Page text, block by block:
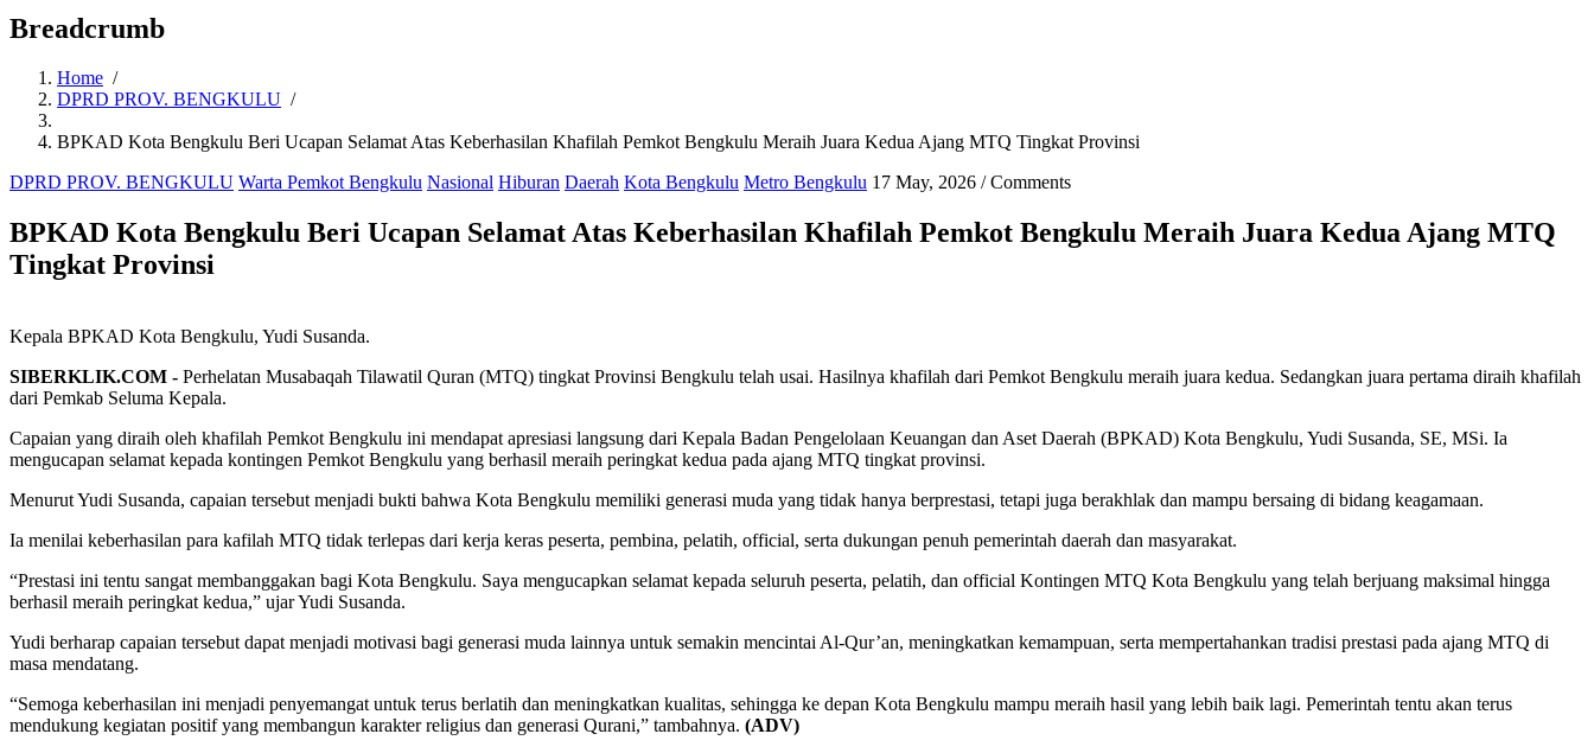
Breadcrumb
Home /
DPRD PROV. BENGKULU /
BPKAD Kota Bengkulu Beri Ucapan Selamat Atas Keberhasilan Khafilah Pemkot Bengkulu Meraih Juara Kedua Ajang MTQ Tingkat Provinsi
DPRD PROV. BENGKULU Warta Pemkot Bengkulu Nasional Hiburan Daerah Kota Bengkulu Metro Bengkulu 17 May, 2026 /Comments
BPKAD Kota Bengkulu Beri Ucapan Selamat Atas Keberhasilan Khafilah Pemkot Bengkulu Meraih Juara Kedua Ajang MTQ
Tingkat Provinsi
Kepala BPKAD Kota Bengkulu, Yudi Susanda.
SIBERKLIK.COM - Perhelatan Musabaqah Tilawatil Quran (MTQ) tingkat Provinsi Bengkulu telah usai. Hasilnya khafilah dari Pemkot Bengkulu meraih juara kedua. Sedangkan juara pertama diraih khafilah
dari Pemkab Seluma Kepala.
Capaian yang diraih oleh khafilah Pemkot Bengkulu ini mendapat apresiasi langsung dari Kepala Badan Pengelolaan Keuangan dan Aset Daerah (BPKAD) Kota Bengkulu, Yudi Susanda, SE, MSi. Ia
mengucapan selamat kepada kontingen Pemkot Bengkulu yang berhasil meraih peringkat kedua pada ajang MTQ tingkat provinsi.
Menurut Yudi Susanda, capaian tersebut menjadi bukti bahwa Kota Bengkulu memiliki generasi muda yang tidak hanya berprestasi, tetapi juga berakhlak dan mampu bersaing di bidang keagamaan.
Ia menilai keberhasilan para kafilah MTQ tidak terlepas dari kerja keras peserta, pembina, pelatih, official, serta dukungan penuh pemerintah daerah dan masyarakat.
“Prestasi ini tentu sangat membanggakan bagi Kota Bengkulu. Saya mengucapkan selamat kepada seluruh peserta, pelatih, dan official Kontingen MTQ Kota Bengkulu yang telah berjuang maksimal hingga
berhasil meraih peringkat kedua,” ujar Yudi Susanda.
Yudi berharap capaian tersebut dapat menjadi motivasi bagi generasi muda lainnya untuk semakin mencintai Al-Qur’an, meningkatkan kemampuan, serta mempertahankan tradisi prestasi pada ajang MTQ di
masa mendatang.
“Semoga keberhasilan ini menjadi penyemangat untuk terus berlatih dan meningkatkan kualitas, sehingga ke depan Kota Bengkulu mampu meraih hasil yang lebih baik lagi. Pemerintah tentu akan terus
mendukung kegiatan positif yang membangun karakter religius dan generasi Qurani,” tambahnya. (ADV)